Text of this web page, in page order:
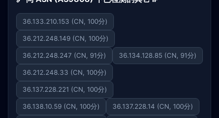
36.133.210.153 (CN, 100分)
36.212.248.149 (CN, 100分)
36.212.248.247 (CN, 91分) 36.134.128.85 (CN, 91分)
36.212.248.33 (CN, 100分)
36.137.228.221 (CN, 100分)
36.138.10.59 (CN, 100分) 36.137.228.14 (CN, 100分)